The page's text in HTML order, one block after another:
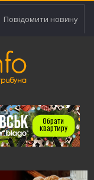
Повідомити новину